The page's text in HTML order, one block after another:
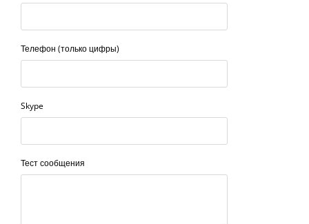
Телефон (только цифры)
Skype
Тест сообщения